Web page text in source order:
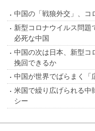
中国の「戦狼外交」、コ
新型コロナウイルス問題
必死な中国
中国の次は日本、新型コ
挽回できるか
中国が世界でばらまく「
米国で繰り広げられる中
シー